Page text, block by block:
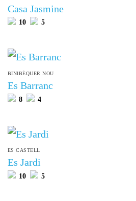
Casa Jasmine
10 5
BINIBÉQUER NOU
Es Barranc
8 4
ES CASTELL
Es Jardi
10 5